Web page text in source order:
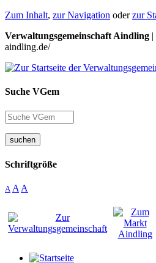
Zum Inhalt, zur Navigation oderzur
Verwaltungsgemeinschaft Aindling
aindling.de/
Suche VGem
suchen
Schriftgröße
A A A